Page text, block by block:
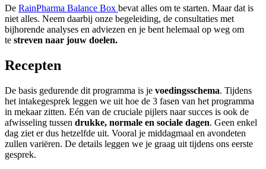
De RainPharma Balance Box bevat alles om te starten. Maar dat is
niet alles. Neem daarbij onze begeleiding, de consultaties met
bijhorende analyses en adviezen en je bent helemaal op weg om
te streven naar jouw doelen.
Recepten
De basis gedurende dit programma is je voedingsschema. Tijdens
het intakegesprek leggen we uit hoe de 3 fasen van het programma
in mekaar zitten. Eén van de cruciale pijlers naar succes is ook de
afwisseling tussen drukke, normale en sociale dagen. Geen enkel
dag ziet er dus hetzelfde uit. Vooral je middagmaal en avondeten
zullen variëren. De details leggen we je graag uit tijdens ons eerste
gesprek.